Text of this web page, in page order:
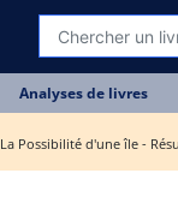
Analyses de livres
La Possibilité d'une île -